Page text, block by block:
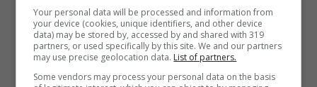
prototipo, perché sappiamo tutti come
sarà la Golf Variant.L’auto più venduta
dell’azienda non ha mai corso rischi di
Your personal data will be processed and information from
your device (cookies, unique identifiers, and other device
data) may be stored by, accessed by and shared with 319
partners, or used specifically by this site. We and our partners
may use precise geolocation data. List of partners.
Some vendors may process your personal data on the basis